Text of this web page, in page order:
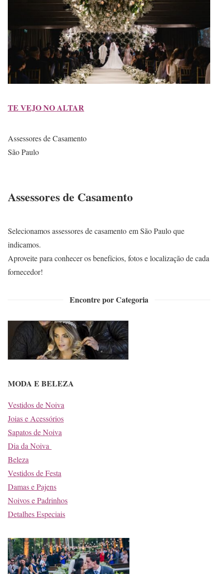
TE VEJO NO ALTAR
Assessores de Casamento
São Paulo
Assessores de Casamento
Selecionamos assessores de casamento em São Paulo que
indicamos.
Aproveite para conhecer os benefícios, fotos e localização de cada
fornecedor!
Encontre por Categoria
MODA E BELEZA
Vestidos de Noiva
Joias e Acessórios
Sapatos de Noiva
Dia da Noiva
Beleza
Vestidos de Festa
Damas e Pajens
Noivos e Padrinhos
Detalhes Especiais